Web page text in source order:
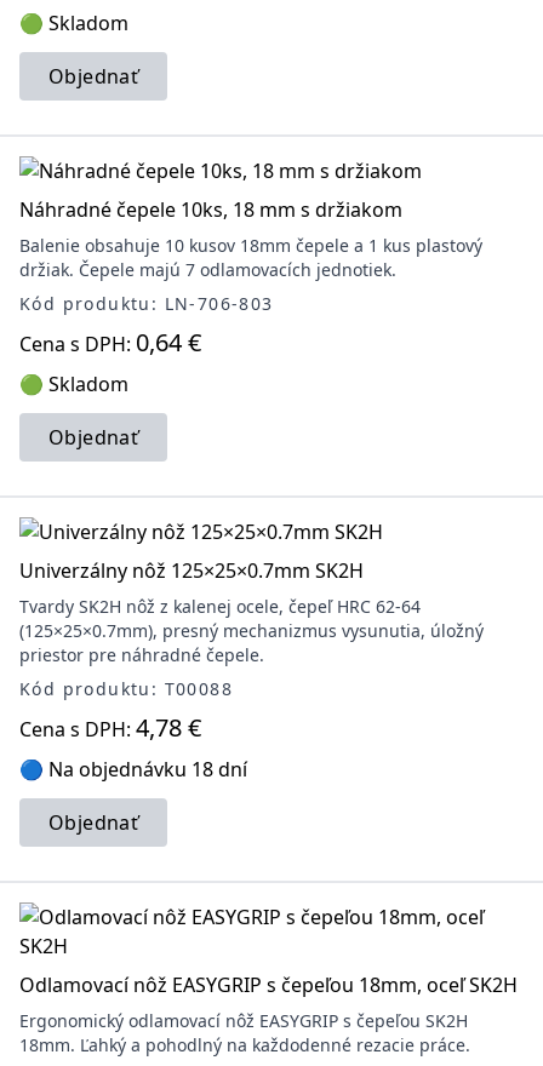
🟢 Skladom
Objednať
Náhradné čepele 10ks, 18 mm s držiakom
Balenie obsahuje 10 kusov 18mm čepele a 1 kus plastový
držiak. Čepele majú 7 odlamovacích jednotiek.
Kód produktu: LN-706-803
Cena s DPH: 0,64 €
🟢 Skladom
Objednať
Univerzálny nôž 125×25×0.7mm SK2H
Tvardy SK2H nôž z kalenej ocele, čepeľ HRC 62-64
(125×25×0.7mm), presný mechanizmus vysunutia, úložný
priestor pre náhradné čepele.
Kód produktu: T00088
Cena s DPH: 4,78 €
🔵 Na objednávku 18 dní
Objednať
Odlamovací nôž EASYGRIP s čepeľou 18mm, oceľ SK2H
Ergonomický odlamovací nôž EASYGRIP s čepeľou SK2H
18mm. Ľahký a pohodlný na každodenné rezacie práce.